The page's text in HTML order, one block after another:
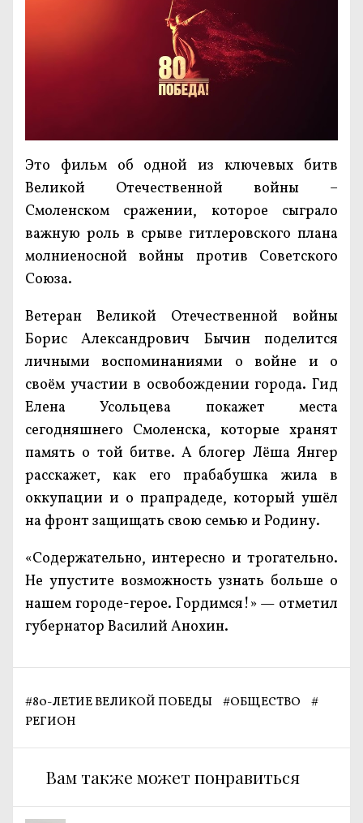
Это фильм об одной из ключевых битв
Великой Отечественной войны –
Смоленском сражении, которое сыграло
важную роль в срыве гитлеровского плана
молниеносной войны против Советского
Союза.
Ветеран Великой Отечественной войны
Борис Александрович Бычин поделится
личными воспоминаниями о войне и о
своём участии в освобождении города. Гид
Елена Усольцева покажет места
сегодняшнего Смоленска, которые хранят
память о той битве. А блогер Лёша Янгер
расскажет, как его прабабушка жила в
оккупации и о прапрадеде, который ушёл
на фронт защищать свою семью и Родину.
«Содержательно, интересно и трогательно.
Не упустите возможность узнать больше о
нашем городе-герое. Гордимся!» — отметил
губернатор Василий Анохин.
#80-ЛЕТИЕ ВЕЛИКОЙ ПОБЕДЫ #ОБЩЕСТВО
#
РЕГИОН
Вам также может понравиться